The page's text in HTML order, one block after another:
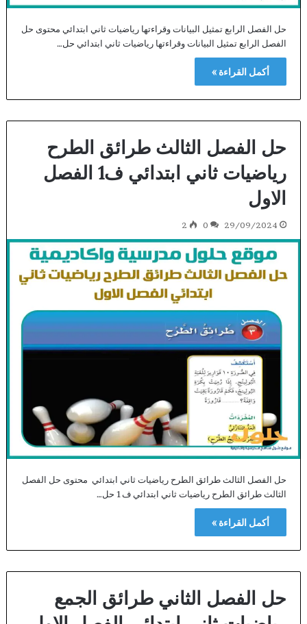
حل الفصل الرابع تمثيل البيانات وقراءتها رياضيات ثاني ابتدائي محتوى حل
الفصل الرابع تمثيل البيانات وقراءتها رياضيات ثاني ابتدائي حل…
أكمل القراءة »
حل الفصل الثالث طرائق الطرح
رياضيات ثاني ابتدائي ف1 الفصل
الاول
29/09/2024
0
2
حل الفصل الثالث طرائق الطرح رياضيات ثاني ابتدائي محتوى حل الفصل
الثالث طرائق الطرح رياضيات ثاني ابتدائي ف1 حل…
أكمل القراءة »
حل الفصل الثاني طرائق الجمع